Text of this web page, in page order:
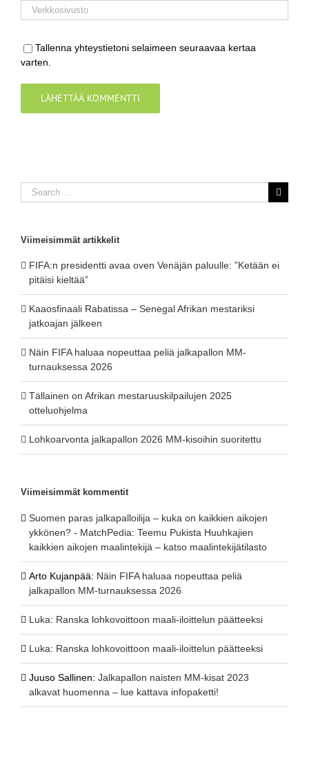
Tallenna yhteystietoni selaimeen seuraavaa kertaa
varten.
Search
for:
Viimeisimmät artikkelit
FIFA:n presidentti avaa oven Venäjän paluulle: ”Ketään ei
pitäisi kieltää”
Kaaosfinaali Rabatissa – Senegal Afrikan mestariksi
jatkoajan jälkeen
Näin FIFA haluaa nopeuttaa peliä jalkapallon MM-
turnauksessa 2026
Tällainen on Afrikan mestaruuskilpailujen 2025
otteluohjelma
Lohkoarvonta jalkapallon 2026 MM-kisoihin suoritettu
Viimeisimmät kommentit
Suomen paras jalkapalloilija – kuka on kaikkien aikojen
ykkönen? - MatchPedia: Teemu Pukista Huuhkajien
kaikkien aikojen maalintekijä – katso maalintekijätilasto
Arto Kujanpää: Näin FIFA haluaa nopeuttaa peliä
jalkapallon MM-turnauksessa 2026
Luka: Ranska lohkovoittoon maali-iloittelun päätteeksi
Luka: Ranska lohkovoittoon maali-iloittelun päätteeksi
Juuso Sallinen: Jalkapallon naisten MM-kisat 2023
alkavat huomenna – lue kattava infopaketti!